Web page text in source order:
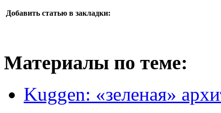
Добавить статью в закладки:
Материалы по теме:
Kuggen: «зеленая»